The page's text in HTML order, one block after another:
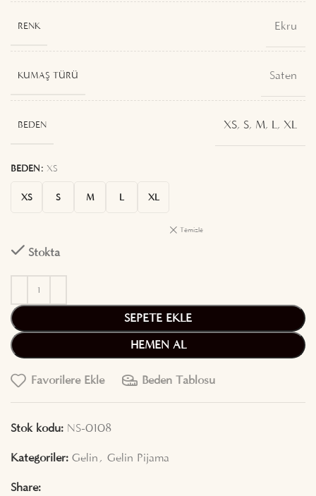
RENK Ekru
KUMAŞ TÜRÜ Saten
BEDEN XS, S, M, L, XL
BEDEN XS
XS S M L XL
Temizle
Stokta
SEPETE EKLE
HEMEN AL
Favorilere Ekle Beden Tablosu
Stok kodu: NS-0108
Kategoriler: Gelin, Gelin Pijama
Share: